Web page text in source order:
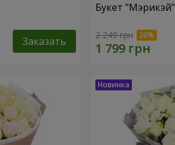
Заказать
Букет "Мэрикэй"
2 249 грн